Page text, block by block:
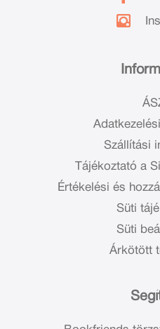
Szállítási
Tájékoztató a
Értékelési és
Süti
Süti
Árkötött